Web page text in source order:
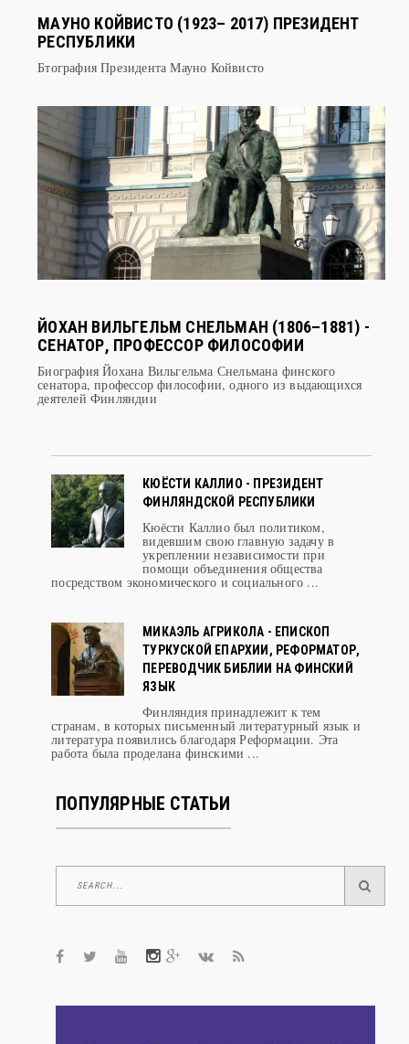
РЕСПУБЛИКИ
Бтография Президента Мауно Койвисто
СЕНАТОР, ПРОФЕССОР ФИЛОСОФИИ
Биография Йохана Вильгельма Снельмана финского
сенатора, профессор философии, одного из выдающихся
деятелей Финляндии
КЮЁСТИ КАЛЛИО - ПРЕЗИДЕНТ
ФИНЛЯНДСКОЙ РЕСПУБЛИКИ
Кюёсти Каллио был политиком,
видевшим свою главную задачу в
укреплении независимости при
помощи объединения общества
посредством экономического и социального ...
ТУРКУСКОЙ ЕПАРХИИ, РЕФОРМАТОР,
ПЕРЕВОДЧИК БИБЛИИ НА ФИНСКИЙ
ЯЗЫК
Финляндия принадлежит к тем
странам, в которых письменный литературный язык и
литература появились благодаря Реформации. Эта
работа была проделана финскими ...